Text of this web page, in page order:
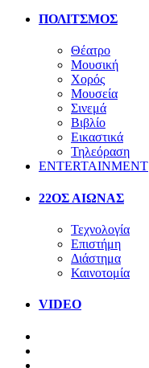
ΠΟΛΙΤΣΜΟΣ
Θέατρο
Μουσική
Χορός
Μουσεία
Σινεμά
Βιβλίο
Εικαστικά
Τηλεόραση
ENTERTAINMENT
22ΟΣ ΑΙΩΝΑΣ
Τεχνολογία
Επιστήμη
Διάστημα
Καινοτομία
VIDEO